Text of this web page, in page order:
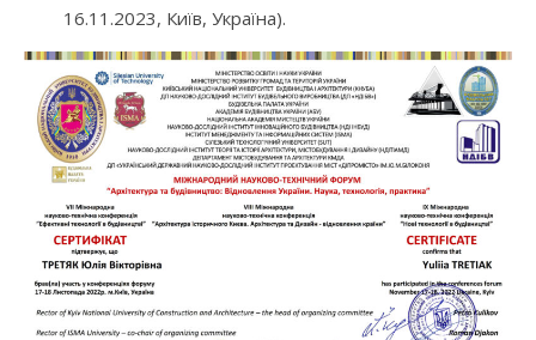
16.11.2023, Київ, Україна).